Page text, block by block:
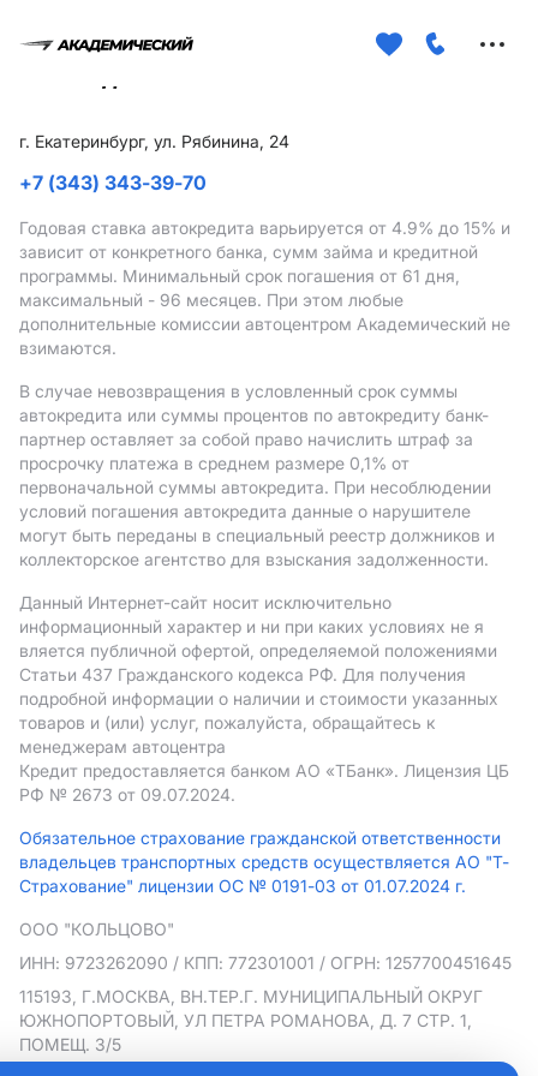
г. Екатеринбург, ул. Рябинина, 24
+7 (343) 343-39-70
Годовая ставка автокредита варьируется от 4.9% до 15% и
зависит от конкретного банка, сумм займа и кредитной
программы. Минимальный срок погашения от 61 дня,
максимальный - 96 месяцев. При этом любые
дополнительные комиссии автоцентром Академический не
взимаются.
В случае невозвращения в условленный срок суммы
автокредита или суммы процентов по автокредиту банк-
партнер оставляет за собой право начислить штраф за
просрочку платежа в среднем размере 0,1% от
первоначальной суммы автокредита. При несоблюдении
условий погашения автокредита данные о нарушителе
могут быть переданы в специальный реестр должников и
коллекторское агентство для взыскания задолженности.
Данный Интернет-сайт носит исключительно
информационный характер и ни при каких условиях не я
вляется публичной офертой, определяемой положениями
Статьи 437 Гражданского кодекса РФ. Для получения
подробной информации о наличии и стоимости указанных
товаров и (или) услуг, пожалуйста, обращайтесь к
менеджерам автоцентра
Кредит предоставляется банком АO «ТБанк». Лицензия ЦБ
РФ № 2673 от 09.07.2024.
Обязательное страхование гражданской ответственности
владельцев транспортных средств осуществляется АО "Т-
Страхование" лицензии ОС № 0191-03 от 01.07.2024 г.
ООО "КОЛЬЦОВО"
ИНН: 9723262090 / КПП: 772301001 / ОГРН: 1257700451645
115193, Г.МОСКВА, ВН.ТЕР.Г. МУНИЦИПАЛЬНЫЙ ОКРУГ
ЮЖНОПОРТОВЫЙ, УЛ ПЕТРА РОМАНОВА, Д. 7 СТР. 1,
ПОМЕЩ. 3/5